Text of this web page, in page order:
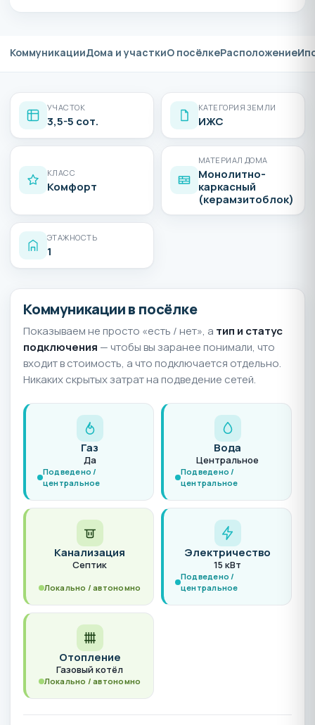
КоммуникацииДома и участкиО посёлкеРасположение
УЧАСТОК
3,5-5 сот.
КАТЕГОРИЯ ЗЕМЛИ
ИЖС
КЛАСС
Комфорт
МАТЕРИАЛ ДОМА
Монолитно-
каркасный
(керамзитоблок)
ЭТАЖНОСТЬ
1
Коммуникации в посёлке
Показываем не просто «есть / нет», а тип и статус
подключения — чтобы вы заранее понимали, что
входит в стоимость, а что подключается отдельно.
Никаких скрытых затрат на подведение сетей.
Газ
Да
Подведено /
центральное
Вода
Центральное
Подведено /
центральное
Канализация
Септик
Локально / автономно
Электричество
15 кВт
Подведено /
центральное
Отопление
Газовый котёл
Локально / автономно